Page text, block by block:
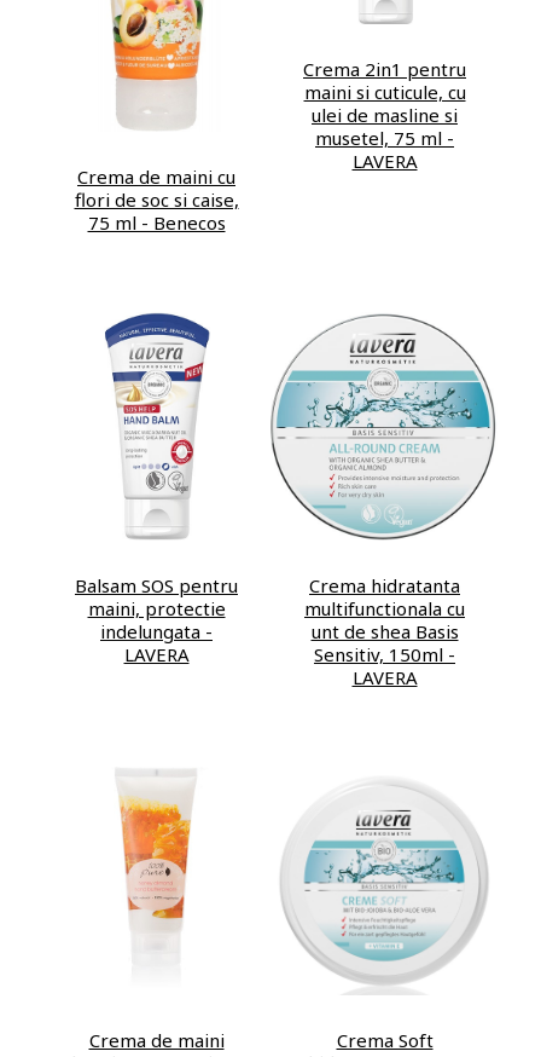
Crema de maini cu
flori de soc si caise,
75 ml - Benecos
Crema 2in1 pentru
maini si cuticule, cu
ulei de masline si
musetel, 75 ml -
LAVERA
Balsam SOS pentru
maini, protectie
indelungata -
LAVERA
Crema hidratanta
multifunctionala cu
unt de shea Basis
Sensitiv, 150ml -
LAVERA
Crema de maini
Crema Soft